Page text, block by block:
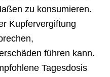
zu konsumieren.
Kupfervergiftung
führen kann.
Tagesdosis